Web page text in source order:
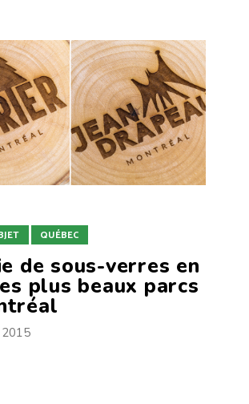
QUÉBEC
de sous-verres en
plus beaux parcs